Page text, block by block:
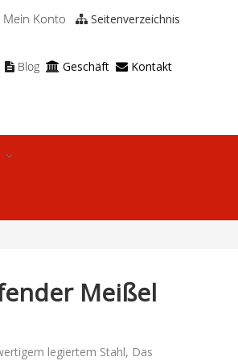
Mein Konto  Seitenverzeichnis
 Blog  Geschäft  Kontakt
Meißel
legiertem Stahl, Das